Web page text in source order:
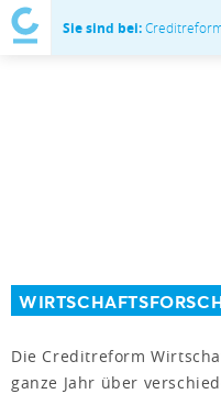
Sie sind bei:
Die Creditreform
ganze Jahr über